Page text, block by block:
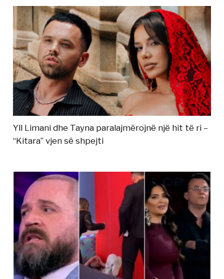
Yll Limani dhe Tayna paralajmërojnë një hit të ri –
“Kitara” vjen së shpejti